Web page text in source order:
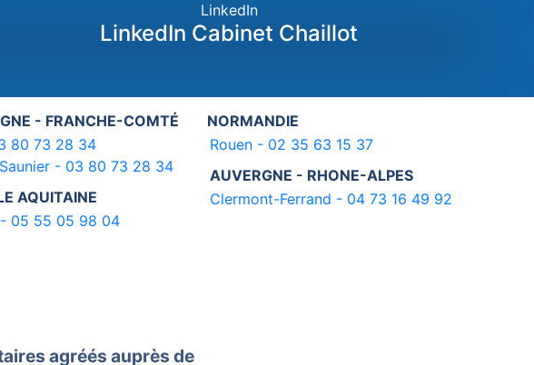
LinkedIn
LinkedIn Cabinet Chaillot
- FRANCHE-COMTÉ
80 73 28 34
- 03 80 73 28 34
AQUITAINE
05 55 05 98 04
NORMANDIE
Rouen - 02 35 63 15 37
AUVERGNE - RHONE-ALPES
Clermont-Ferrand - 04 73 16 49 92
agréés auprès de